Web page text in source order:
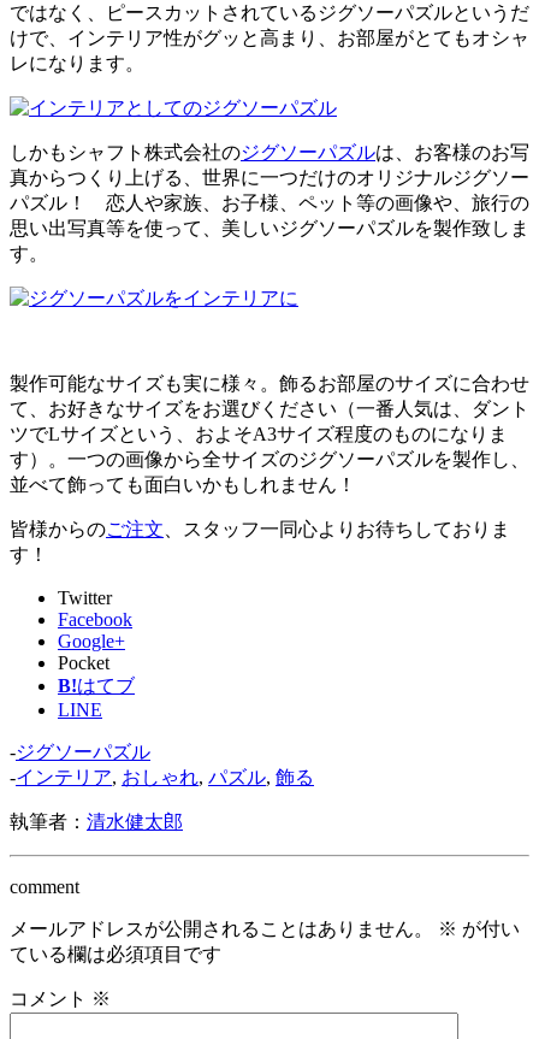
ではなく、ピースカットされているジグソーパズルというだ
けで、インテリア性がグッと高まり、お部屋がとてもオシャ
レになります。
しかもシャフト株式会社のジグソーパズルは、お客様のお写
真からつくり上げる、世界に一つだけのオリジナルジグソー
パズル！ 恋人や家族、お子様、ペット等の画像や、旅行の
思い出写真等を使って、美しいジグソーパズルを製作致しま
す。
製作可能なサイズも実に様々。飾るお部屋のサイズに合わせ
て、お好きなサイズをお選びください（一番人気は、ダント
ツでLサイズという、およそA3サイズ程度のものになりま
す）。一つの画像から全サイズのジグソーパズルを製作し、
並べて飾っても面白いかもしれません！
皆様からのご注文 、スタッフ一同心よりお待ちしておりま
す！
Twitter
Facebook
Google+
Pocket
B!はてブ
LINE
-ジグソーパズル
-インテリア, おしゃれ, パズル, 飾る
執筆者： 清水健太郎
comment
メールアドレスが公開されることはありません。 ※ が付い
ている欄は必須項目です
コメント ※